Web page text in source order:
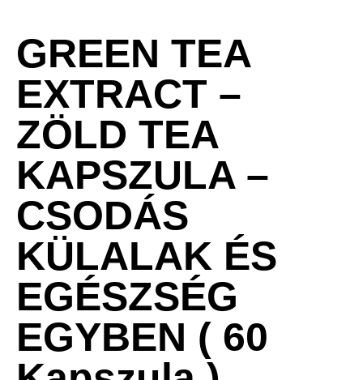
GREEN TEA
EXTRACT –
ZÖLD TEA
KAPSZULA –
CSODÁS
KÜLALAK ÉS
EGÉSZSÉG
EGYBEN ( 60